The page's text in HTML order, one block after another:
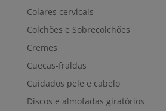
Colares cervicais
Colchões e Sobrecolchões
Cremes
Cuecas-fraldas
Cuidados pele e cabelo
Discos e almofadas giratórios